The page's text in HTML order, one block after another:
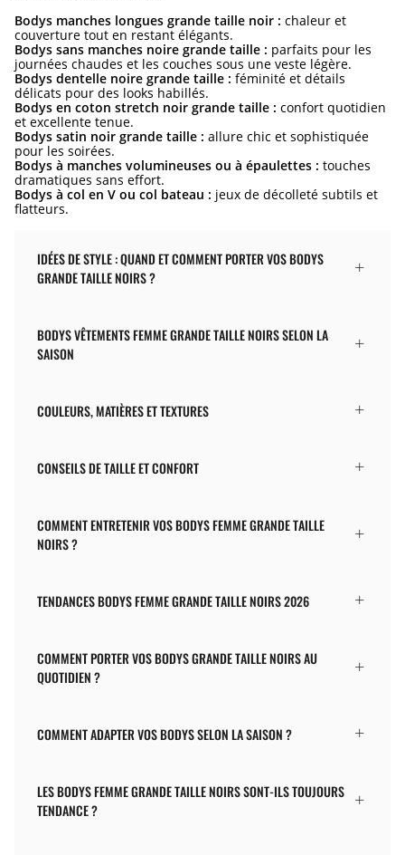
Bodys manches longues grande taille noir : chaleur et
couverture tout en restant élégants.
Bodys sans manches noire grande taille : parfaits pour les
journées chaudes et les couches sous une veste légère.
Bodys dentelle noire grande taille : féminité et détails
délicats pour des looks habillés.
Bodys en coton stretch noir grande taille : confort quotidien
et excellente tenue.
Bodys satin noir grande taille : allure chic et sophistiquée
pour les soirées.
Bodys à manches volumineuses ou à épaulettes : touches
dramatiques sans effort.
Bodys à col en V ou col bateau : jeux de décolleté subtils et
flatteurs.
IDÉES DE STYLE : QUAND ET COMMENT PORTER VOS BODYS
GRANDE TAILLE NOIRS ?
BODYS VÊTEMENTS FEMME GRANDE TAILLE NOIRS SELON LA
SAISON
COULEURS, MATIÈRES ET TEXTURES
CONSEILS DE TAILLE ET CONFORT
COMMENT ENTRETENIR VOS BODYS FEMME GRANDE TAILLE
NOIRS ?
TENDANCES BODYS FEMME GRANDE TAILLE NOIRS 2026
COMMENT PORTER VOS BODYS GRANDE TAILLE NOIRS AU
QUOTIDIEN ?
COMMENT ADAPTER VOS BODYS SELON LA SAISON ?
LES BODYS FEMME GRANDE TAILLE NOIRS SONT-ILS TOUJOURS
TENDANCE ?